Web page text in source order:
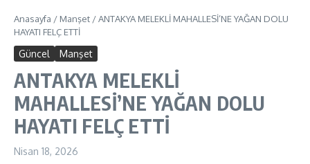
Anasayfa / Manşet /ANTAKYA MELEKLİ MAHALLESİ’NE YAĞAN DOLU
HAYATI FELÇ ETTİ
Güncel Manşet
ANTAKYA MELEKLİ
MAHALLESİ’NE YAĞAN DOLU
HAYATI FELÇ ETTİ
Nisan 18, 2026